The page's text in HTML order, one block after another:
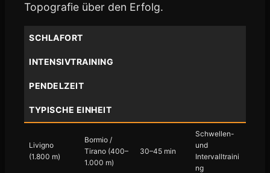
Topografie über den Erfolg.
SCHLAFORT
INTENSIVTRAINING
PENDELZEIT
TYPISCHE EINHEIT
Livigno
(1.800 m)
Bormio /
Tirano (400–
1.000 m)
30–45 min
Schwellen-
und
Intervalltraini
ng